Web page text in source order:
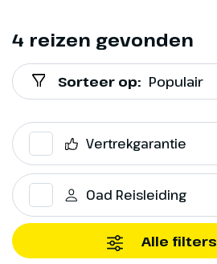
4 reizen gevonden
Sorteer op: Populair
Vertrekgarantie
Oad Reisleiding
Alle filters